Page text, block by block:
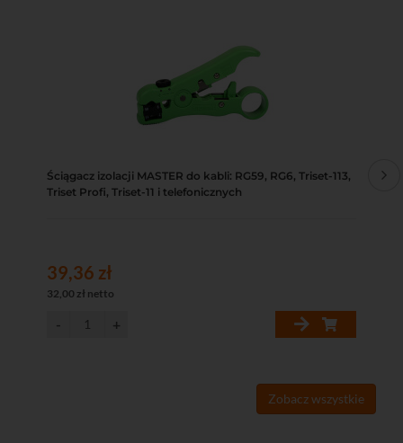
Ściągacz izolacji MASTER do kabli: RG59, RG6, Triset-113,
Triset Profi, Triset-11 i telefonicznych
39,36 zł
32,00 zł netto
Zobacz wszystkie